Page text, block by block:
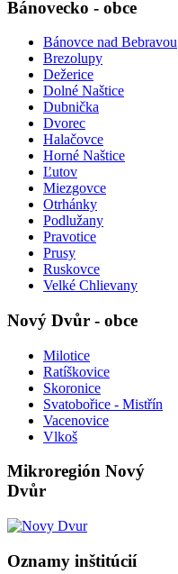
Bánovecko - obce
Bánovce nad Bebravou
Brezolupy
Dežerice
Dolné Naštice
Dubnička
Dvorec
Halačovce
Horné Naštice
Ľutov
Miezgovce
Otrhánky
Podlužany
Pravotice
Prusy
Ruskovce
Velké Chlievany
Nový Dvůr - obce
Milotice
Ratíškovice
Skoronice
Svatobořice - Mistřín
Vacenovice
Vlkoš
Mikroregión Nový
Dvůr
Oznamy inštitúcií